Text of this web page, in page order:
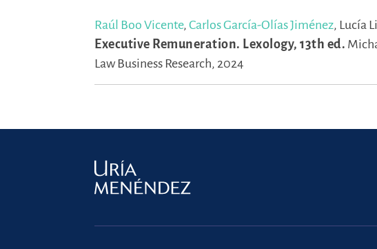
Raúl Boo Vicente, Carlos García-Olías Jiménez, Lucía
Executive Remuneration. Lexology, 13th ed.
Law Business Research, 2024